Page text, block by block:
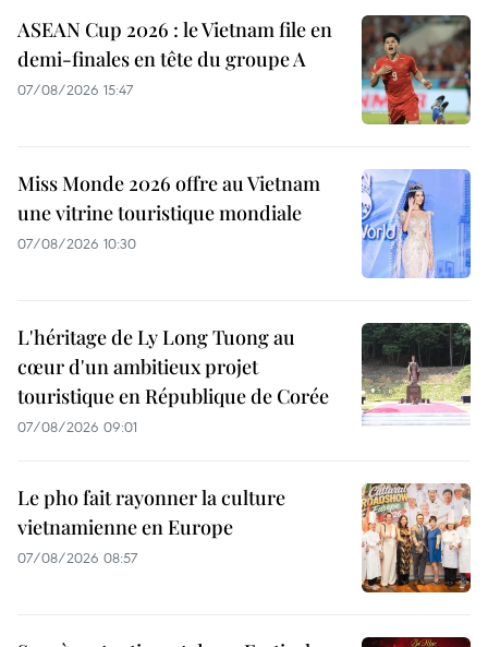
ASEAN Cup 2026 : le Vietnam file en
demi-finales en tête du groupe A
07/08/2026 15:47
Miss Monde 2026 offre au Vietnam
une vitrine touristique mondiale
07/08/2026 10:30
L'héritage de Ly Long Tuong au
cœur d'un ambitieux projet
touristique en République de Corée
07/08/2026 09:01
Le pho fait rayonner la culture
vietnamienne en Europe
07/08/2026 08:57